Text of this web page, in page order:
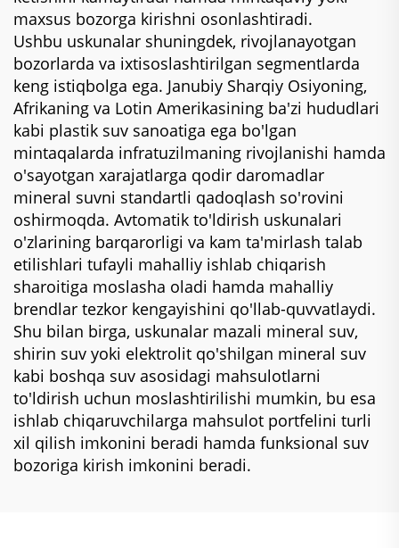
maxsus bozorga kirishni osonlashtiradi.
Ushbu uskunalar shuningdek, rivojlanayotgan
bozorlarda va ixtisoslashtirilgan segmentlarda
keng istiqbolga ega. Janubiy Sharqiy Osiyoning,
Afrikaning va Lotin Amerikasining ba'zi hududlari
kabi plastik suv sanoatiga ega bo'lgan
mintaqalarda infratuzilmaning rivojlanishi hamda
o'sayotgan xarajatlarga qodir daromadlar
mineral suvni standartli qadoqlash so'rovini
oshirmoqda. Avtomatik to'ldirish uskunalari
o'zlarining barqarorligi va kam ta'mirlash talab
etilishlari tufayli mahalliy ishlab chiqarish
sharoitiga moslasha oladi hamda mahalliy
brendlar tezkor kengayishini qo'llab-quvvatlaydi.
Shu bilan birga, uskunalar mazali mineral suv,
shirin suv yoki elektrolit qo'shilgan mineral suv
kabi boshqa suv asosidagi mahsulotlarni
to'ldirish uchun moslashtirilishi mumkin, bu esa
ishlab chiqaruvchilarga mahsulot portfelini turli
xil qilish imkonini beradi hamda funksional suv
bozoriga kirish imkonini beradi.